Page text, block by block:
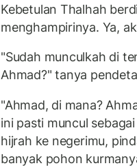
Kebetulan Thalhah
menghampirinya. Ya,
"Sudah munculkah di
Ahmad?" tanya
"Ahmad, di mana?
ini pasti muncul
hijrah ke negerimu,
banyak pohon